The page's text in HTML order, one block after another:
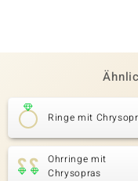
Ringe mit
Ohrringe mit
Chrysopras